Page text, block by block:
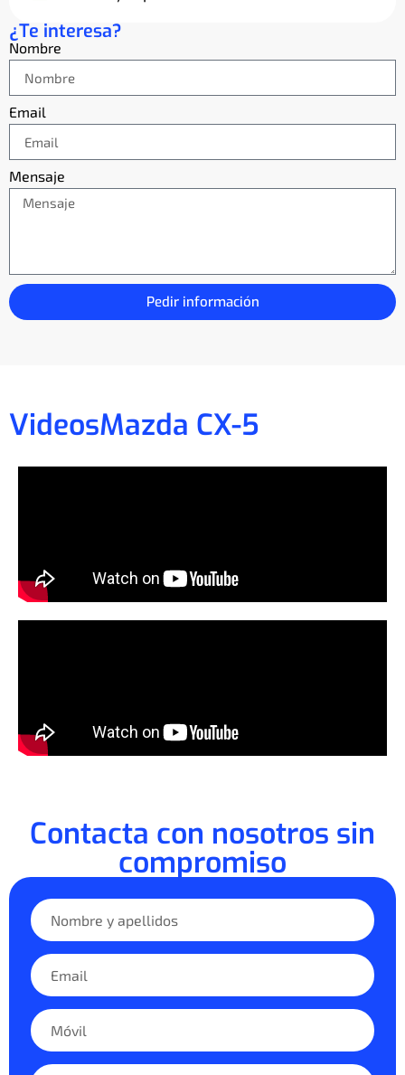
¿Te interesa?
Nombre
Email
Mensaje
Pedir información
VideosMazda CX-5
Contacta con nosotros sin
compromiso